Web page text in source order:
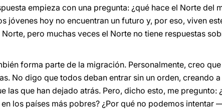
empieza con una pregunta: ¿qué hace el Norte del
jóvenes hoy no encuentran un futuro y, por eso, viven
pero muchas veces el Norte no tiene respuestas
forma parte de la migración. Personalmente, creo
No digo que todos deban entrar sin un orden, creando
las que han dejado atrás. Pero, dicho esto, me pregunto:
los países más pobres? ¿Por qué no podemos intentar